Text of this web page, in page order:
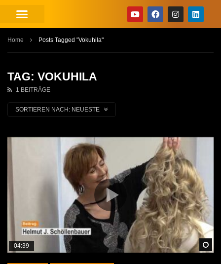
Home Posts Tagged "Vokuhila"
TAG: VOKUHILA
1 BEITRÄGE
SORTIEREN NACH: NEUESTE
04:39